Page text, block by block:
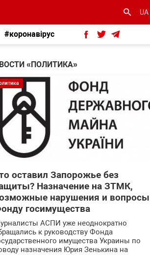
UA
#коронавірус
«ПОЛИТИКА»
оставил Запорожье без
Назначение на ЗТМК,
нарушения и
госимущества
АСПИ уже неоднократно
к руководству Фонда
имущества Украины по
назначения Юрия Зенькина на